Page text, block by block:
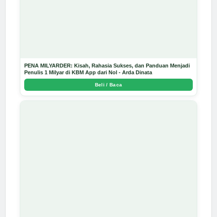
PENA MILYARDER: Kisah, Rahasia Sukses, dan Panduan Menjadi
Penulis 1 Milyar di KBM App dari Nol - Arda Dinata
Beli / Baca